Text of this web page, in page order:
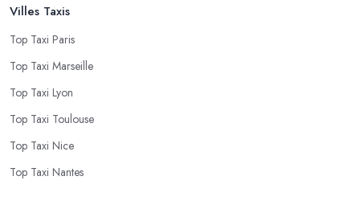
Villes Taxis
Top Taxi Paris
Top Taxi Marseille
Top Taxi Lyon
Top Taxi Toulouse
Top Taxi Nice
Top Taxi Nantes